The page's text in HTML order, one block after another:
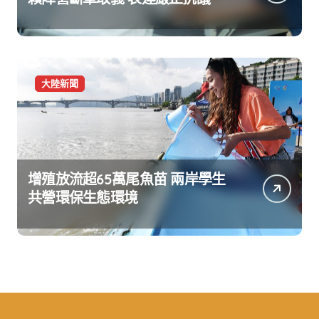
大陸新聞
增殖放流超65萬尾魚苗 兩岸學生
共營環保生態環境